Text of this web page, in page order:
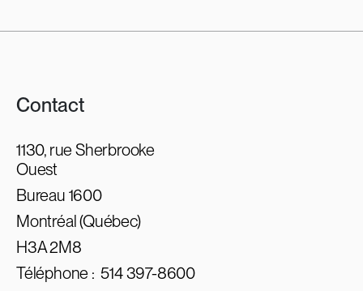
Contact
1130, rue Sherbrooke
Ouest
Bureau 1600
Montréal (Québec)
H3A 2M8
Téléphone :514 397-8600